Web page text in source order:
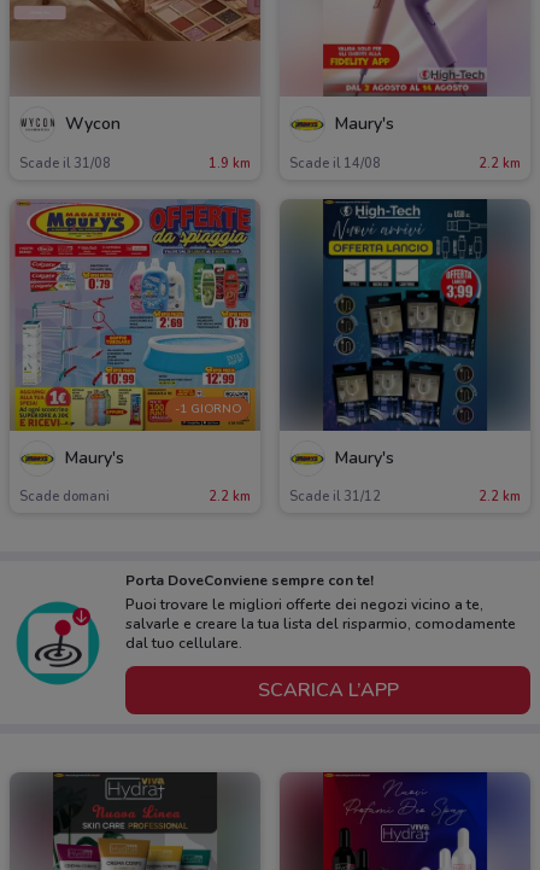
Wycon
Scade il 31/08 1.9 km
Maury's
Scade il 14/08 2.2 km
-1 GIORNO
Maury's
Scade domani 2.2 km
Maury's
Scade il 31/12 2.2 km
Porta DoveConviene sempre con te!
Puoi trovare le migliori offerte dei negozi vicino a te,
salvarle e creare la tua lista del risparmio, comodamente
dal tuo cellulare.
SCARICA L’APP